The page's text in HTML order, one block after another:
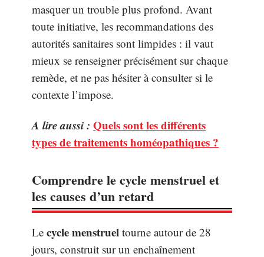
masquer un trouble plus profond. Avant
toute initiative, les recommandations des
autorités sanitaires sont limpides : il vaut
mieux se renseigner précisément sur chaque
remède, et ne pas hésiter à consulter si le
contexte l’impose.
A lire aussi : Quels sont les différents
types de traitements homéopathiques ?
Comprendre le cycle menstruel et
les causes d’un retard
Le cycle menstruel tourne autour de 28
jours, construit sur un enchaînement